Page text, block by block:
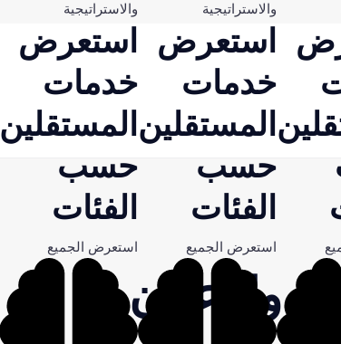
والاستراتيجية
استعرض
خدمات
المستقلين
حسب
الفئات
استعرض الجميع
والاستراتيجية
استعرض
خدمات
المستقلين
حسب
الفئات
استعرض الجميع
والإعلان